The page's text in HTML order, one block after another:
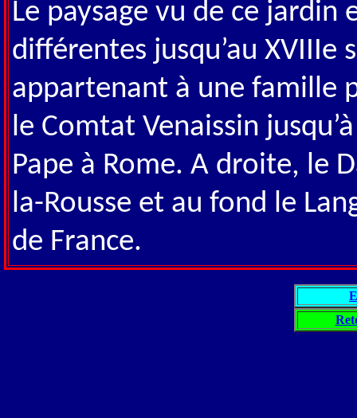
Le paysage vu de ce
différentes jusqu’au XVIIIe
appartenant à une famille
le Comtat Venaissin
Pape à Rome. A droite, le
la-Rousse et au fond le
de France.